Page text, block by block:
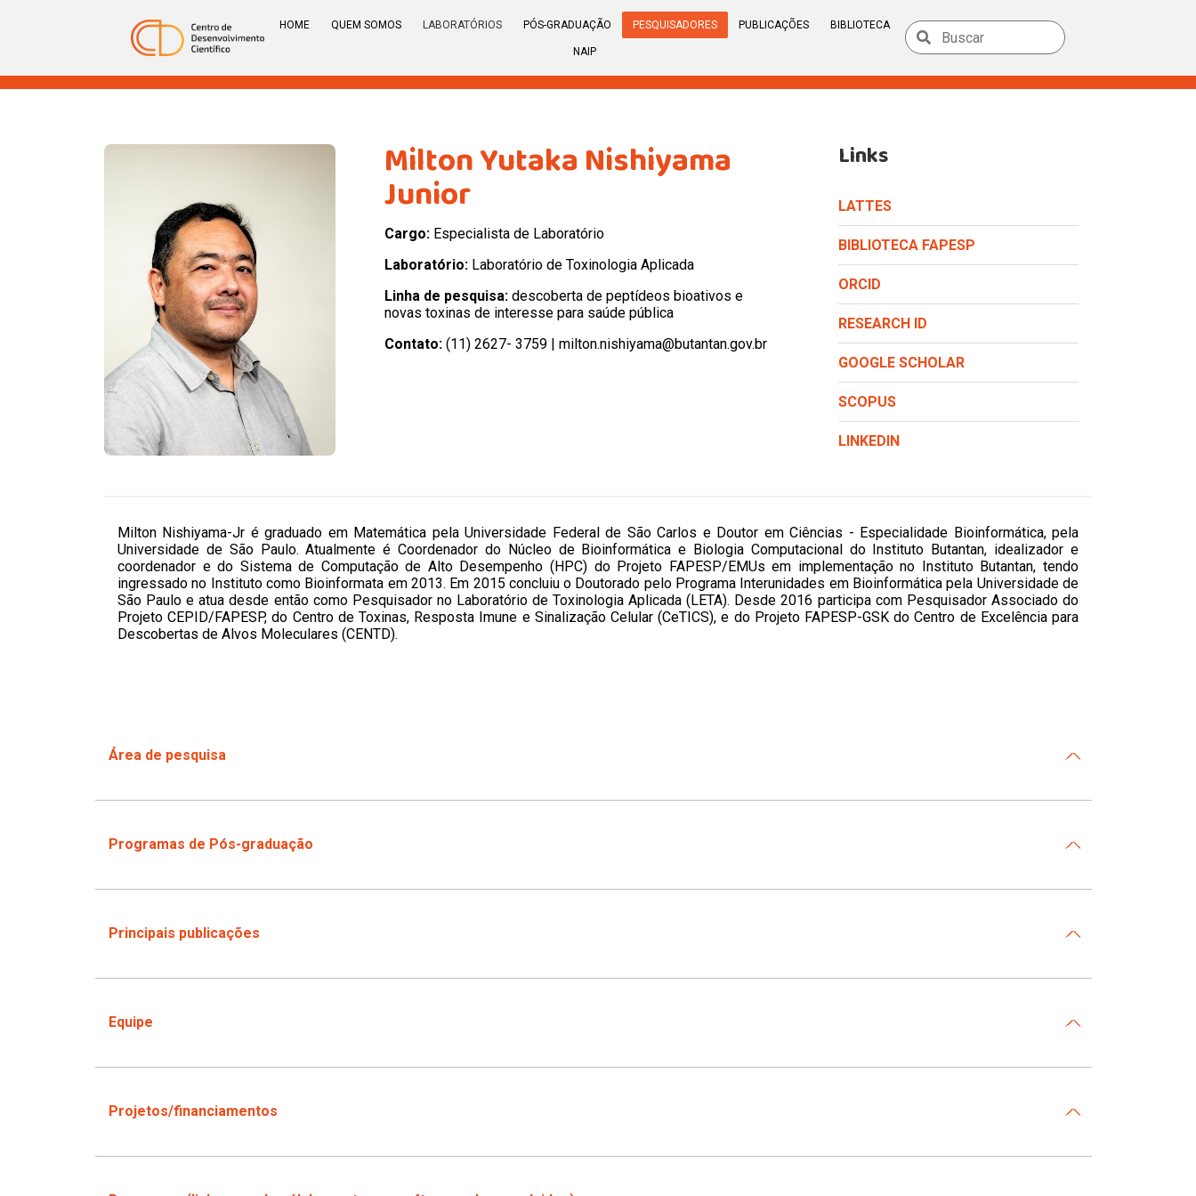
HOME QUEM SOMOS LABORATÓRIOS PÓS-GRADUAÇÃO PESQUISADORES PUBLICAÇÕES BIBLIOTECA
NAIP
Milton Yutaka Nishiyama
Junior
Cargo: Especialista de Laboratório
Laboratório: Laboratório de Toxinologia Aplicada
Linha de pesquisa: descoberta de peptídeos bioativos e
novas toxinas de interesse para saúde pública
Contato: (11) 2627- 3759 | milton.nishiyama@butantan.gov.br
Links
LATTES
BIBLIOTECA FAPESP
ORCID
RESEARCH ID
GOOGLE SCHOLAR
SCOPUS
LINKEDIN
Milton Nishiyama-Jr é graduado em Matemática pela Universidade Federal de São Carlos e Doutor em Ciências - Especialidade Bioinformática, pela
Universidade de São Paulo. Atualmente é Coordenador do Núcleo de Bioinformática e Biologia Computacional do Instituto Butantan, idealizador e
coordenador e do Sistema de Computação de Alto Desempenho (HPC) do Projeto FAPESP/EMUs em implementação no Instituto Butantan, tendo
ingressado no Instituto como Bioinformata em 2013. Em 2015 concluiu o Doutorado pelo Programa Interunidades em Bioinformática pela Universidade de
São Paulo e atua desde então como Pesquisador no Laboratório de Toxinologia Aplicada (LETA). Desde 2016 participa com Pesquisador Associado do
Projeto CEPID/FAPESP, do Centro de Toxinas, Resposta Imune e Sinalização Celular (CeTICS), e do Projeto FAPESP-GSK do Centro de Excelência para
Descobertas de Alvos Moleculares (CENTD).
Área de pesquisa
Programas de Pós-graduação
Principais publicações
Equipe
Projetos/financiamentos